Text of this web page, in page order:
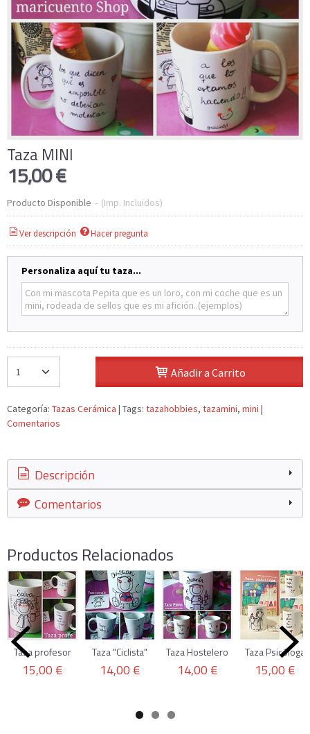
Taza MINI
15,00 €
Producto Disponible - (Imp. Incluidos)
Ver descripción Hacer pregunta
Personaliza aquí tu taza...
Añadir a Carrito
Categoría: Tazas Cerámica | Tags: tazahobbies tazamini mini |
Comentarios
Descripción
Comentarios
Productos Relacionados
Taza profesor
15,00 €
Taza "Ciclista"
14,00 €
Taza Hostelero
14,00 €
Taza Psicóloga
15,00 €